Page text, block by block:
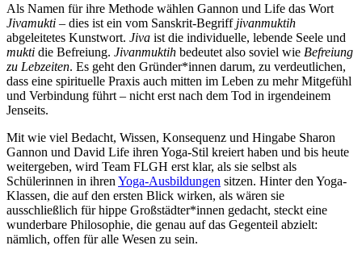
Als Namen für ihre Methode wählen Gannon und Life das Wort
Jivamukti – dies ist ein vom Sanskrit-Begriffjivanmuktih
abgeleitetes Kunstwort. Jiva ist die individuelle, lebende Seele und
mukti die Befreiung. Jivanmuktih bedeutet also soviel wie Befreiung
zu Lebzeiten. Es geht den Gründer*innen darum, zu verdeutlichen,
dass eine spirituelle Praxis auch mitten im Leben zu mehr Mitgefühl
und Verbindung führt – nicht erst nach dem Tod in irgendeinem
Jenseits.
Mit wie viel Bedacht, Wissen, Konsequenz und Hingabe Sharon
Gannon und David Life ihren Yoga-Stil kreiert haben und bis heute
weitergeben, wird Team FLGH erst klar, als sie selbst als
Schülerinnen in ihren Yoga-Ausbildungen sitzen. Hinter den Yoga-
Klassen, die auf den ersten Blick wirken, als wären sie
ausschließlich für hippe Großstädter*innen gedacht, steckt eine
wunderbare Philosophie, die genau auf das Gegenteil abzielt:
nämlich, offen für alle Wesen zu sein.